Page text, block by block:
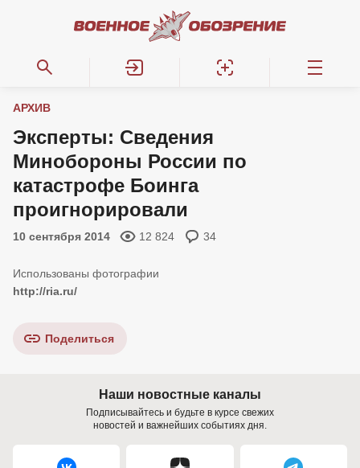
АРХИВ
Эксперты: Сведения
Минобороны России по
катастрофе Боинга
проигнорировали
10 сентября 2014 12 824 34
http://ria.ru/
Поделиться
Наши новостные каналы
Подписывайтесь и будьте в курсе свежих
новостей и важнейших событиях дня.